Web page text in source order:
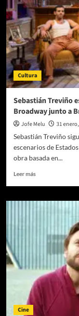
Cultura
Sebastián Treviño
Broadway junto a
Jofe Melu 31
Sebastián Treviño
escenarios de
obra basada en...
Leer másLeer
Sebastián
circuito
Off-
Broadway
junto
a
Brandon
Flynn
Cine